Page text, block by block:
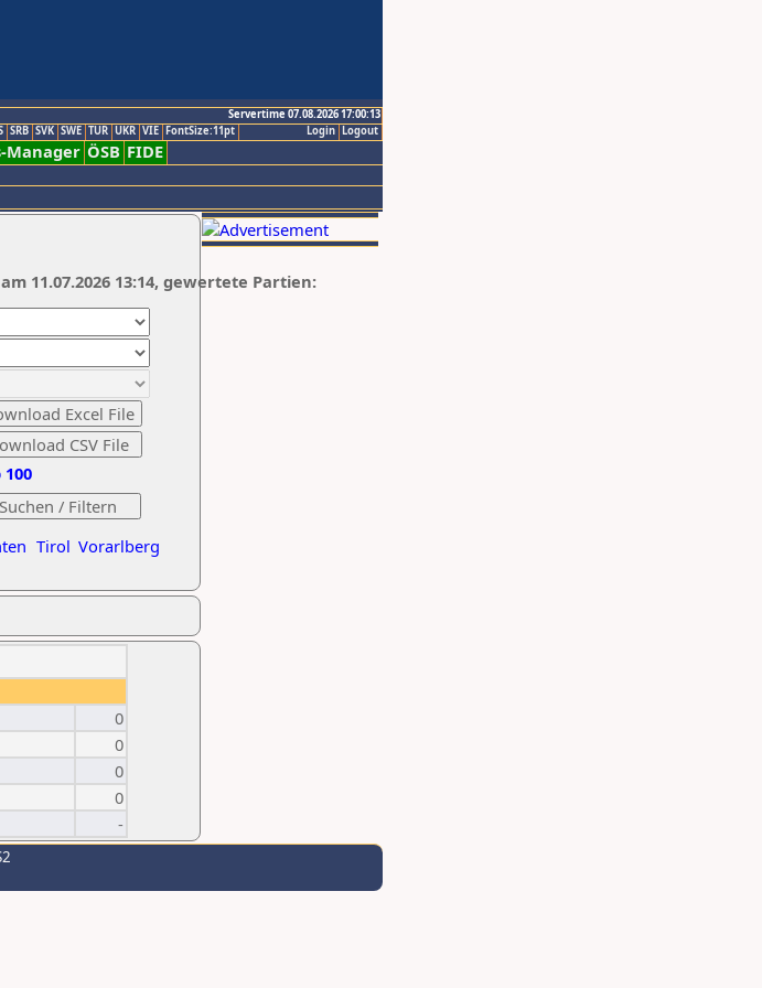
Servertime 07.08.2026 17:00:13
Logout
Login
SRB SVK SWE TUR UKR VIE FontSize:11pt
Manager ÖSB FIDE
Tirol Vorarlberg
100
11.07.2026 13:14, gewertete Partien:
0
0
0
0
-